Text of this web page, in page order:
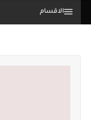
الاقسام